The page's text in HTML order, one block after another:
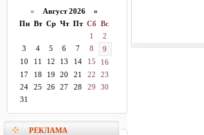
« Август 2026 »
Пн Вт Ср Чт Пт Сб Вс
1
2
3
4 5 6 7 8
9
10
11 12 13 14 15
16
17
18 19 20 21 22
23
24
25 26 27 28 29
30
31
РЕКЛАМА